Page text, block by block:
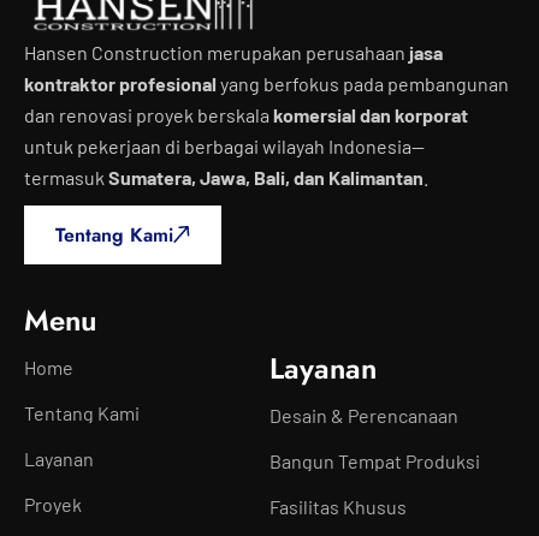
Hansen Construction merupakan perusahaan jasa
kontraktor profesional yang berfokus pada pembangunan
dan renovasi proyek berskala komersial dan korporat
untuk pekerjaan di berbagai wilayah Indonesia—
termasuk Sumatera, Jawa, Bali, dan Kalimantan
Tentang Kami
Menu
Home
Tentang Kami
Layanan
Proyek
Layanan
Desain & Perencanaan
Bangun Tempat Produksi
Fasilitas Khusus